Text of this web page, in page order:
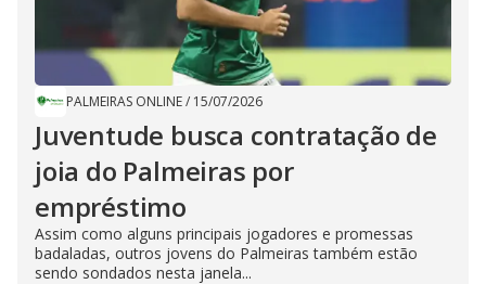
PALMEIRAS ONLINE/ 15/07/2026
Juventude busca contratação de
joia do Palmeiras por
empréstimo
Assim como alguns principais jogadores e promessas
badaladas, outros jovens do Palmeiras também estão
sendo sondados nesta janela...